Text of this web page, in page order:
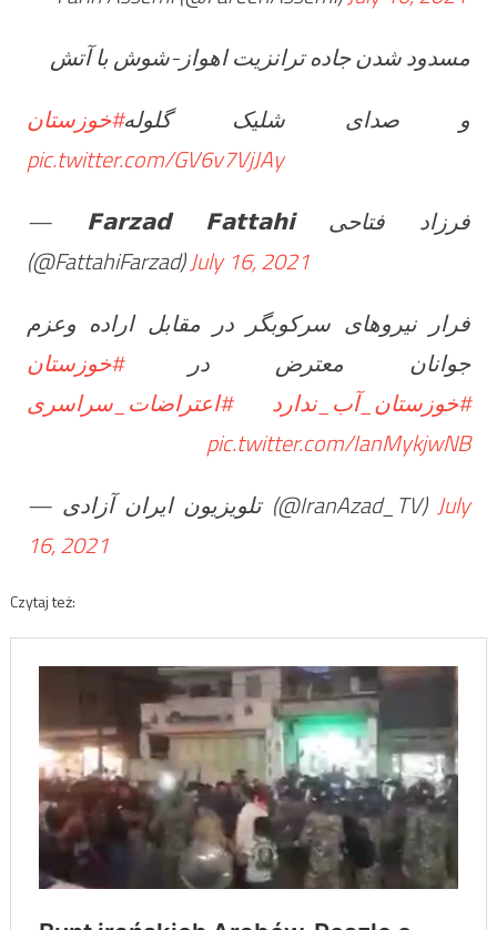
مسدود شدن جاده ترانزیت اهواز-شوش با آتش
و صدای شلیک گلوله#خوزستان
pic.twitter.com/GV6v7VjJAy
— 𝗙𝗮𝗿𝘇𝗮𝗱 𝗙𝗮𝘁𝘁𝗮𝗵𝗶 فرزاد فتاحی
(@FattahiFarzad)July 16, 2021
فرار نیروهای سرکوبگر در مقابل اراده وعزم
جوانان معترض در#خوزستان
#خوزستان_آب_ندارد
#اعتراضات_سراسری
pic.twitter.com/IanMykjwNB
— تلویزیون ایران آزادی (@IranAzad_TV)July
16, 2021
Czytaj też: